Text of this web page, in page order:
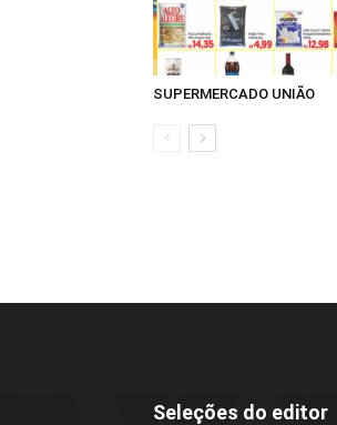
SUPERMERCADO UNIÃO
Seleções do editor